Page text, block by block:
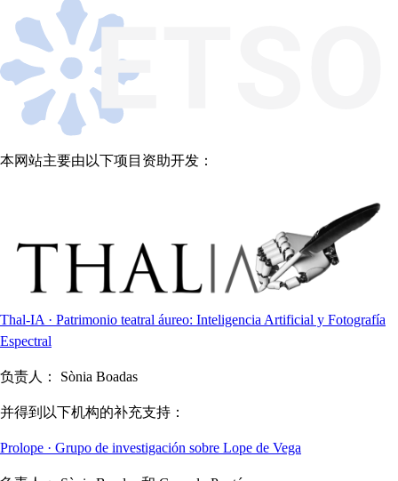
本网站主要由以下项目资助开发：
Thal-IA · Patrimonio teatral áureo: Inteligencia Artificial y Fotografía
Espectral
负责人： Sònia Boadas
并得到以下机构的补充支持：
Prolope · Grupo de investigación sobre Lope de Vega